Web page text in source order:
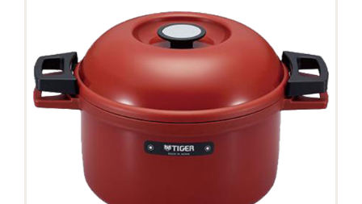
關於我們
LANGUAGE